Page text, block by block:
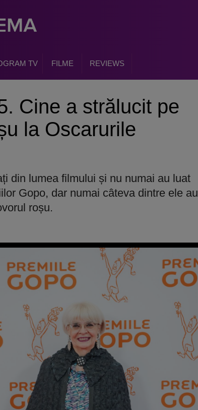
TV FILME REVIEWS
Cine a strălucit pe
la Oscarurile
din lumea filmului și nu numai au luat
Gopo, dar numai câteva dintre ele au
roșu.